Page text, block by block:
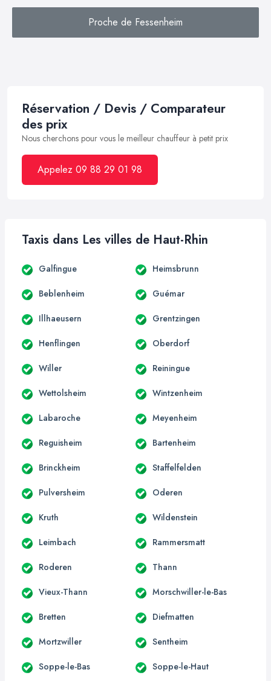
Proche de Fessenheim
Réservation / Devis / Comparateur
des prix
Nous cherchons pour vous le meilleur chauffeur à petit prix
Appelez 09 88 29 01 98
Taxis dans Les villes de Haut-Rhin
Galfingue Heimsbrunn
Beblenheim Guémar
Illhaeusern Grentzingen
Henflingen Oberdorf
Willer Reiningue
Wettolsheim Wintzenheim
Labaroche Meyenheim
Reguisheim Bartenheim
Brinckheim Staffelfelden
Pulversheim Oderen
Kruth Wildenstein
Leimbach Rammersmatt
Roderen Thann
Vieux-Thann Morschwiller-le-Bas
Bretten Diefmatten
Mortzwiller Sentheim
Soppe-le-Bas Soppe-le-Haut